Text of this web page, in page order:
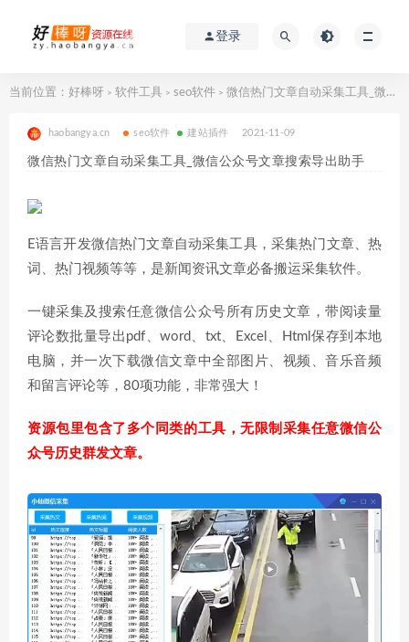
登录
当前位置： 好棒呀 > 软件工具 > seo软件 > 微信热门文章自动采集工具_微信公众号文章搜索导出助手
haobangya.cn seo软件 建站插件 2021-11-09
微信热门文章自动采集工具_微信公众号文章搜索导出助手
E语言开发微信热门文章自动采集工具，采集热门文章、热
词、热门视频等等，是新闻资讯文章必备搬运采集软件。
一键采集及搜索任意微信公众号所有历史文章，带阅读量
评论数批量导出pdf、word、txt、Excel、Html保存到本地
电脑，并一次下载微信文章中全部图片、视频、音乐音频
和留言评论等，80项功能，非常强大！
资源包里包含了多个同类的工具，无限制采集任意微信公
众号历史群发文章。